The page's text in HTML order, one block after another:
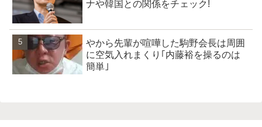
ナや韓国との関係をチェック!
やから先輩が喧嘩した駒野会長は周囲
に空気入れまくり｢内藤裕を操るのは
簡単｣